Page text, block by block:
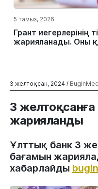
5 тамыз, 2026
Грант иегерлерінің
жарияланады. Оны
3 желтоқсан, 2024 /
3
жарияланды
Ұлттық банк 3
бағамын
хабарлайды